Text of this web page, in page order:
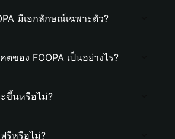
มีเอกลักษณ์เฉพาะตัว?
ของ FOOPA เป็นอย่างไร?
ะขึ้นหรือไม่?
รีหรือไม่?